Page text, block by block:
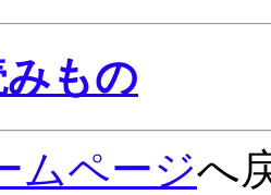
もの
ムページへ